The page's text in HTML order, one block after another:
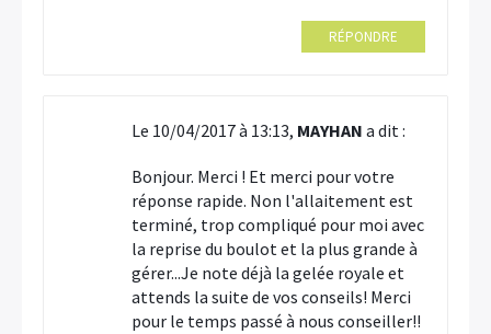
RÉPONDRE
Le 10/04/2017 à 13:13, MAYHAN a dit :
Bonjour. Merci ! Et merci pour votre
réponse rapide. Non l'allaitement est
terminé, trop compliqué pour moi avec
la reprise du boulot et la plus grande à
gérer...Je note déjà la gelée royale et
attends la suite de vos conseils! Merci
pour le temps passé à nous conseiller!!